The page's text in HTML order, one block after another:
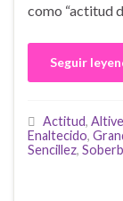
como “actitud
Seguir
Actitud,
Enaltecido,
Sencillez,